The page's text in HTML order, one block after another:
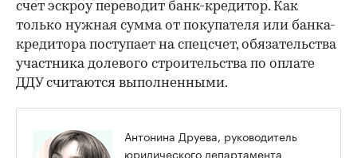
счет эскроу переводит банк-кредитор. Как
только нужная сумма от покупателя или банка-
кредитора поступает на спецсчет, обязательства
участника долевого строительства по оплате
ДДУ считаются выполненными.
Антонина Друева, руководитель
юридического департамента